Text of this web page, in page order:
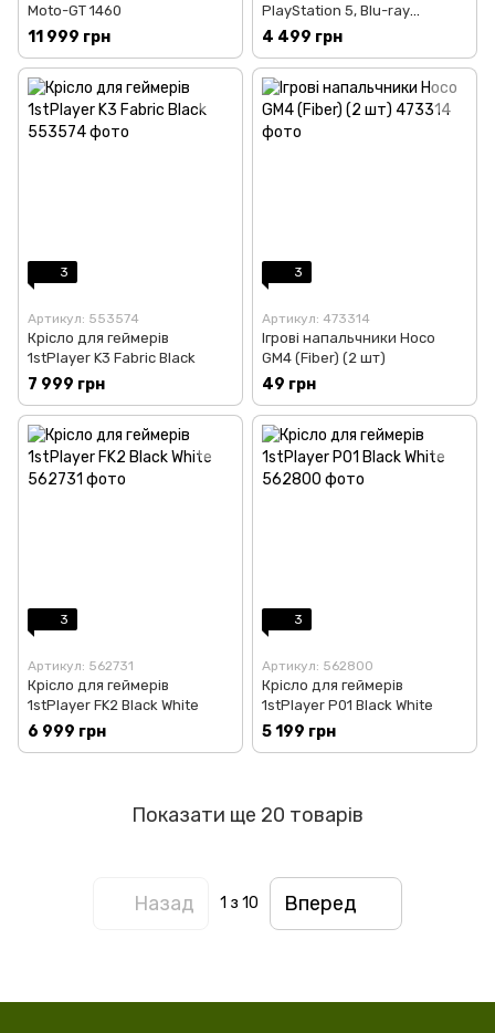
Moto-GT 1460
11 999 грн
PlayStation 5, Blu-ray
(5030938125327)
4 499 грн
3
Артикул: 553574
Крісло для геймерів
1stPlayer K3 Fabric Black
7 999 грн
3
Артикул: 473314
Ігрові напальчники Hoco
GM4 (Fiber) (2 шт)
49 грн
3
Артикул: 562731
Крісло для геймерів
1stPlayer FK2 Black White
6 999 грн
3
Артикул: 562800
Крісло для геймерів
1stPlayer P01 Black White
5 199 грн
Показати ще 20 товарів
Назад 1 з 10 Вперед